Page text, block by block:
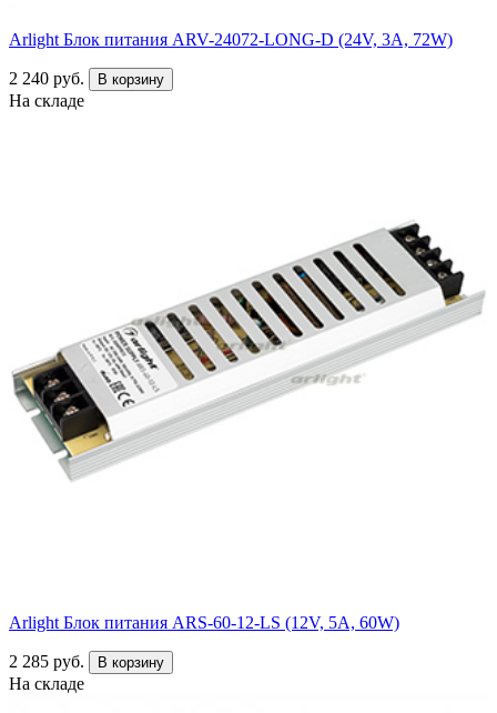
Arlight Блок питания ARV-24072-LONG-D (24V, 3A, 72W)
2 240 руб. В корзину
На складе
Arlight Блок питания ARS-60-12-LS (12V, 5A, 60W)
2 285 руб. В корзину
На складе